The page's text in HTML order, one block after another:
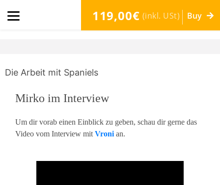
119,00€ (inkl. USt) Buy
Die Arbeit mit Spaniels
Mirko im Interview
Um dir vorab einen Einblick zu geben, schau dir gerne das
Video vom Interview mitVroni an.